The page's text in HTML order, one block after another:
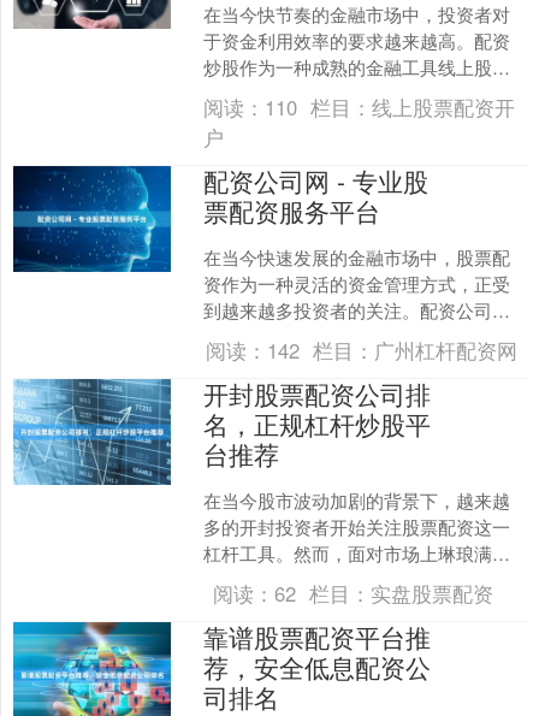
在当今快节奏的金融市场中，投资者对
于资金利用效率的要求越来越高。配资
炒股作为一种成熟的金融工具线上股票
配资开户，正逐渐成为众多投资者放大
收益、灵活操作的重要选择....
阅读： 110 栏目：线上股票配资开
户
配资公司网 - 专业股
票配资服务平台
在当今快速发展的金融市场中，股票配
资作为一种灵活的资金管理方式，正受
到越来越多投资者的关注。配资公司网
作为专业的股票配资服务平台，致力于
为投资者提供安全、高效、....
阅读： 142 栏目： 广州杠杆配资网
开封股票配资公司排
名，正规杠杆炒股平
台推荐
在当今股市波动加剧的背景下，越来越
多的开封投资者开始关注股票配资这一
杠杆工具。然而，面对市场上琳琅满目
的配资公司线上股票配资开户，如何选
择正规可靠的平台成为投资....
阅读：62 栏目： 实盘股票配资
靠谱股票配资平台推
荐，安全低息配资公
司排名